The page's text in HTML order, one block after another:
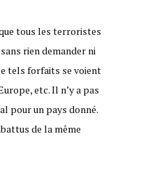
tous les terroristes
rien demander ni
tels forfaits se voient
etc. Il n’y a pas
pour un pays donné.
de la même